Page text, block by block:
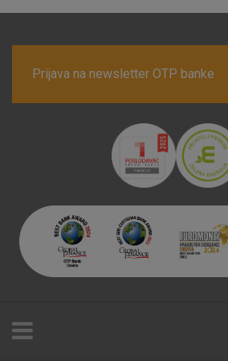
Prijava na newsletter OTP banke
Nužni (tehnički) kolačići -
Ovi kolačići nužni su za funkcioniranje
ne mogu se isključiti u našim sustavima.
postavljaju kao odgovor na vaše radnje
možete postaviti da blokira te kolačiće ili
o njima, ali u tom slučaju neki dijelovi
kolačići ne pohranjuju nikakve
identificirati.